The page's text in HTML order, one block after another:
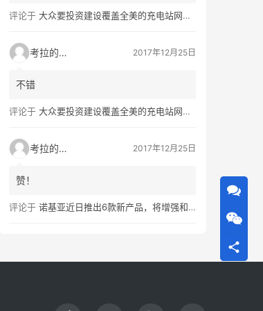
评论于 大众要投资建设覆盖全美的充电站网络，特斯拉也没闲着
考拉的生活 2017年12月25日
不错
评论于 大众要投资建设覆盖全美的充电站网络，特斯拉也没闲着
考拉的生活 2017年12月25日
赞！
评论于 诺基亚近日推出6款新产品，将增强和16家公司合作，VR领域发力明显